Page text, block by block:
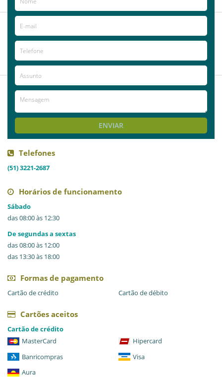
Anonymous
ENVIAR
Telefones
(51) 3221-2687
Horários de funcionamento
Sábado
das 08:00 às 12:30
De segundas a sextas
das 08:00 às 12:00
das 13:30 às 18:00
Formas de pagamento
Cartão de crédito Cartão de débito
Cartões aceitos
Cartão de crédito
MasterCard
Hipercard
Banricompras
Visa
Aura